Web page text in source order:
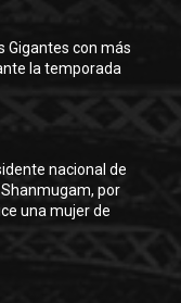
Gigantes con más
la temporada
nacional de
Shanmugam, por
una mujer de